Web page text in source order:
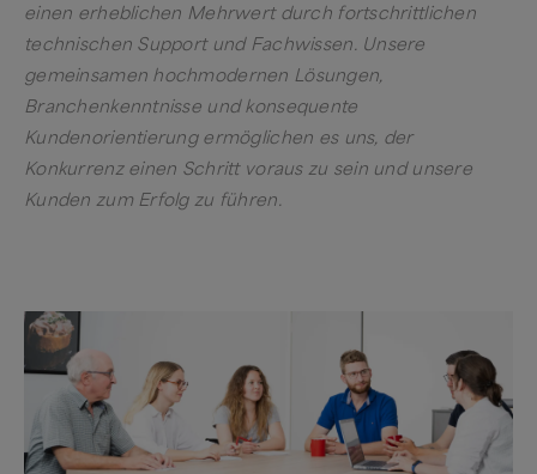
einen erheblichen Mehrwert durch fortschrittlichen
technischen Support und Fachwissen. Unsere
gemeinsamen hochmodernen Lösungen,
Branchenkenntnisse und konsequente
Kundenorientierung ermöglichen es uns, der
Konkurrenz einen Schritt voraus zu sein und unsere
Kunden zum Erfolg zu führen.